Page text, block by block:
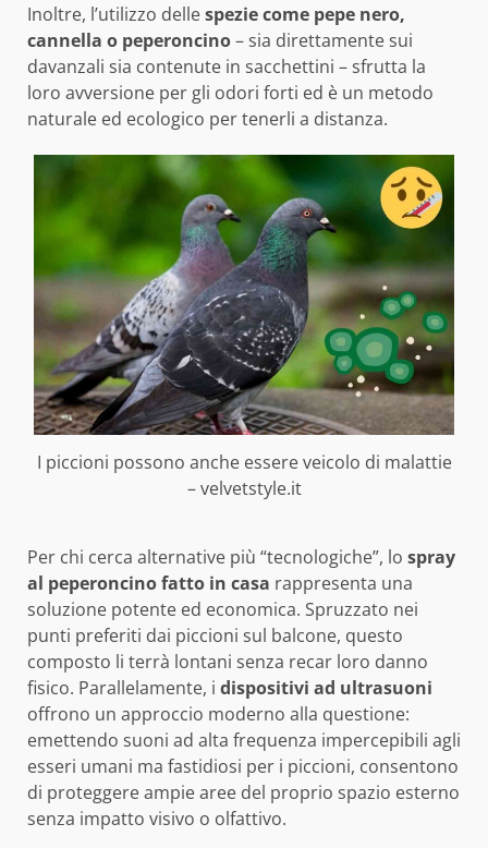
Inoltre, l’utilizzo dellespezie come pepe nero,
cannella o peperoncino– sia direttamente sui
davanzali sia contenute in sacchettini – sfrutta la
loro avversione per gli odori forti ed è un metodo
naturale ed ecologico per tenerli a distanza.
I piccioni possono anche essere veicolo di malattie
– velvetstyle.it
Per chi cerca alternative più “tecnologiche”, lo spray
al peperoncino fatto in casa rappresenta una
soluzione potente ed economica. Spruzzato nei
punti preferiti dai piccioni sul balcone, questo
composto li terrà lontani senza recar loro danno
fisico. Parallelamente, i dispositivi ad ultrasuoni
offrono un approccio moderno alla questione:
emettendo suoni ad alta frequenza impercepibili agli
esseri umani ma fastidiosi per i piccioni, consentono
di proteggere ampie aree del proprio spazio esterno
senza impatto visivo o olfattivo.